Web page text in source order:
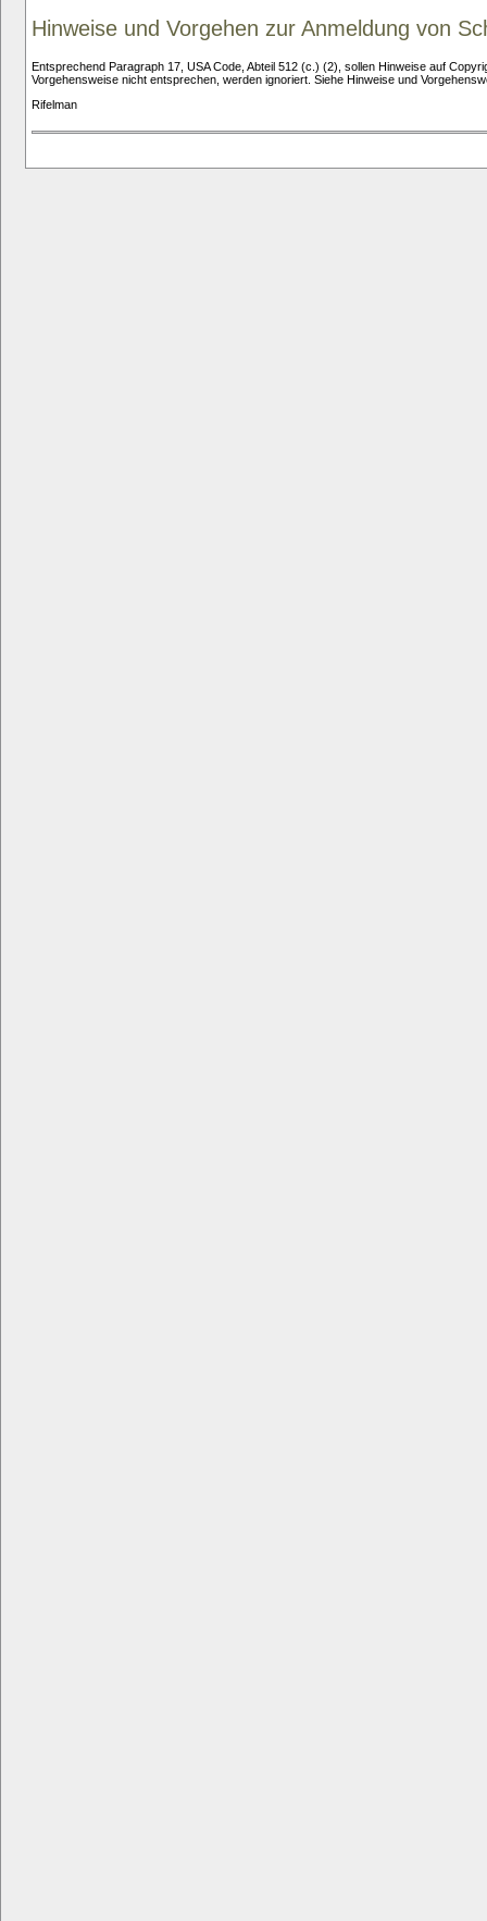
Hinweise und Vorgehen zur Anmeldung von
Entsprechend Paragraph 17, USA Code, Abteil 512 (c.) (2), sollen Hinweise auf
Vorgehensweise nicht entsprechen, werden ignoriert. Siehe Hinweise und
Rifelman